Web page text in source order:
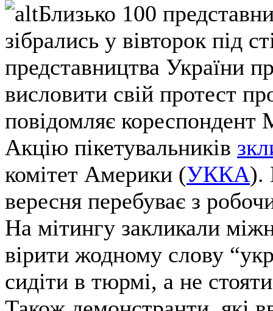
Близько 100
зібрались у вівторок під
представництва
висловити свій протест
повідомляє
Акцію пікетувальників
комітет Америки (УККА).
вересня перебуває з
На мітингу закликали
вірити жодному слову
сидіти в тюрмі, а не